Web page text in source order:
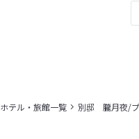
ホテル・旅館一覧 別邸 朧月夜/